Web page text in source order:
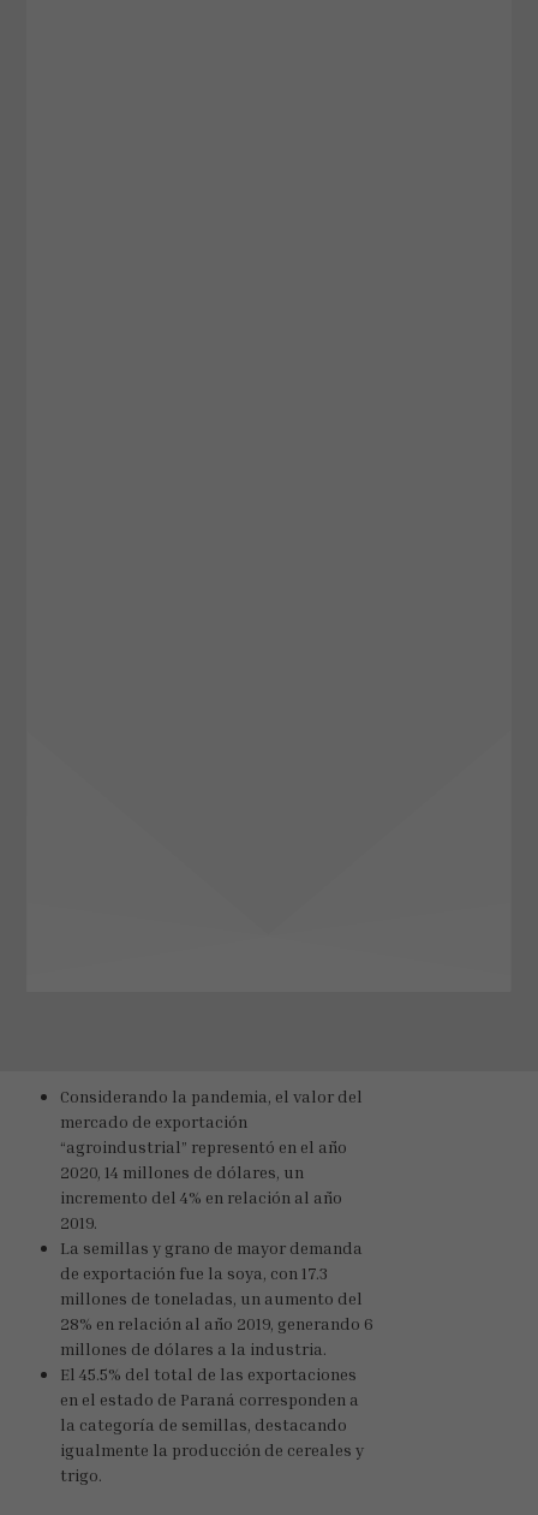
Considerando la pandemia, el valor del
mercado de exportación
“agroindustrial” representó en el año
2020, 14 millones de dólares, un
incremento del 4% en relación al año
2019.
La semillas y grano de mayor demanda
de exportación fue la soya, con 17.3
millones de toneladas, un aumento del
28% en relación al año 2019, generando 6
millones de dólares a la industria.
El 45.5% del total de las exportaciones
en el estado de Paraná corresponden a
la categoría de semillas, destacando
igualmente la producción de cereales y
trigo.